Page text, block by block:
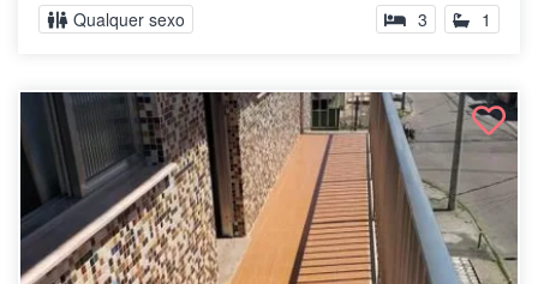
Qualquer sexo 3 1